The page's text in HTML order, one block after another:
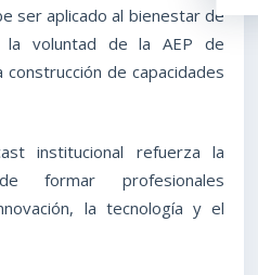
ser aplicado al bienestar de
voluntad de la AEP de
construcción de capacidades
institucional refuerza la
formar profesionales
la tecnología y el